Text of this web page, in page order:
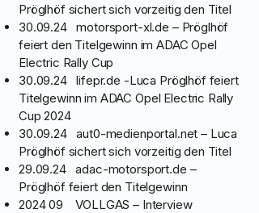
Pröglhöf sichert sich vorzeitig den Titel
30.09.24 motorsport-xl.de – Pröglhöf
feiert den Titelgewinn im ADAC Opel
Electric Rally Cup
30.09.24 lifepr.de -Luca Pröglhöf feiert
Titelgewinn im ADAC Opel Electric Rally
Cup 2024
30.09.24 aut0-medienportal.net – Luca
Pröglhöf sichert sich vorzeitig den Titel
29.09.24 adac-motorsport.de –
Pröglhöf feiert den Titelgewinn
2024 09 VOLLGAS – Interview